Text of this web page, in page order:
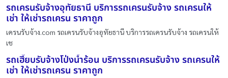
รถเครนรับจ้างอุทัยธานี บริการรถเครนรับจ้าง รถเครนให้
เช่า ให้เช่ารถเครน ราคาถูก
เครนรับจ้าง.com รถเครนรับจ้างอุทัยธานี บริการรถเครนรับจ้าง รถเครนให้
เช
รถเฮี๊ยบรับจ้างโป่งน้ำร้อน บริการรถเครนรับจ้าง รถเครนให้
เช่า ให้เช่ารถเครน ราคาถูก